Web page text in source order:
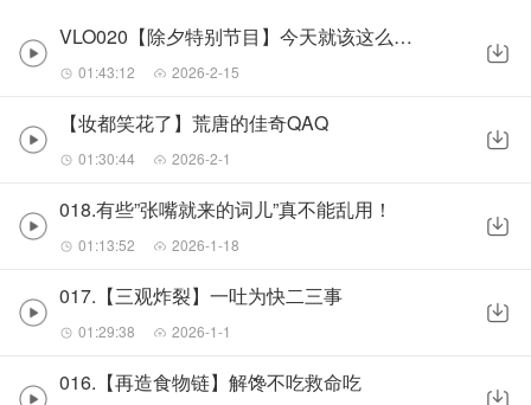
VLO020【除夕特别节目】今天就该这么过！
01:43:12 2026-2-15
【妆都笑花了】荒唐的佳奇QAQ
01:30:44 2026-2-1
018.有些”张嘴就来的词儿”真不能乱用！
01:13:52 2026-1-18
017.【三观炸裂】一吐为快二三事
01:29:38 2026-1-1
016.【再造食物链】解馋不吃救命吃